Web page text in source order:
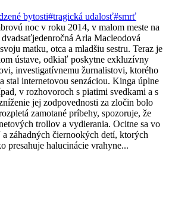
bytosti#tragická udalosť#smrť
noc v roku 2014, v malom meste na
Arla Macleodová
matku, otca a mladšiu sestru. Teraz je
ústave, odkiaľ poskytne exkluzívny
investigatívnemu žurnalistovi, ktorého
stal internetovou senzáciou. Kinga úplne
v rozhovoroch s piatimi svedkami a s
jej zodpovednosti za zločin bolo
zamotané príbehy, spozoruje, že
trollov a vydierania. Ocitne sa vo
a záhadných čiernookých detí, ktorých
presahuje halucinácie vrahyne...